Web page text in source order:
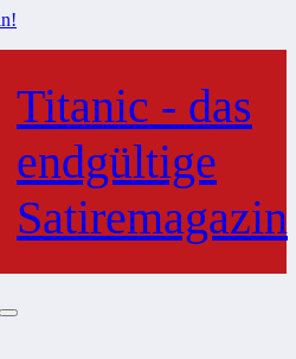
Titanic - das
endgültige
Satiremagazin